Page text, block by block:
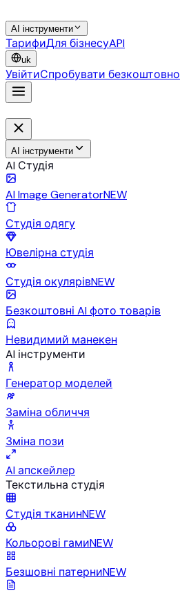
AI інструменти
ТарифиДля бізнесуAPI
uk
УвійтиСпробувати безкоштовно
AI інструменти
AI Студія
AI Image GeneratorNEW
Студія одягу
Ювелірна студія
Студія окулярівNEW
Безкоштовні AI фото товарів
Невидимий манекен
AI інструменти
Генератор моделей
Заміна обличчя
Зміна пози
AI апскейлер
Текстильна студія
Студія тканинNEW
Кольорові гамиNEW
Безшовні патерниNEW